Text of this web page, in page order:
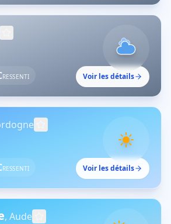
RESSENTI Voir les détails
RESSENTI Voir les détails
, Aude